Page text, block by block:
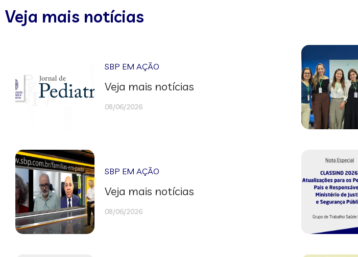
Veja mais notícias
SBP EM AÇÃO
Veja mais notícias
08/06/2026
SBP EM AÇÃO
Veja mais notícias
08/06/2026